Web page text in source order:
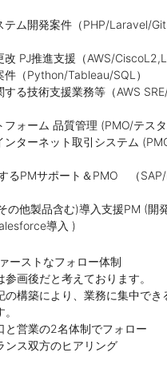
ム開発案件（PHP/Laravel/Git
PJ推進支援（AWS/
（Python/Tableau/SQL）
る技術支援業務等（AWS
ォーム 品質管理 (PMO/テス
ターネット取引システム
るPMサポート＆PMO （
他製品含む)導入支援PM (開
導入 )
ストなフォロー体制
画後だと考えております。
の構築により、業務に集中でき
と営業の2名体制でフォロー
ンス双方のヒアリング